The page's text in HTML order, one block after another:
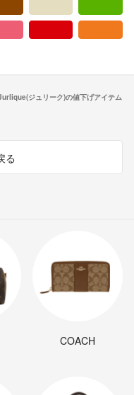
ラー
ジュリーク)の値下げアイテム
る
COACH